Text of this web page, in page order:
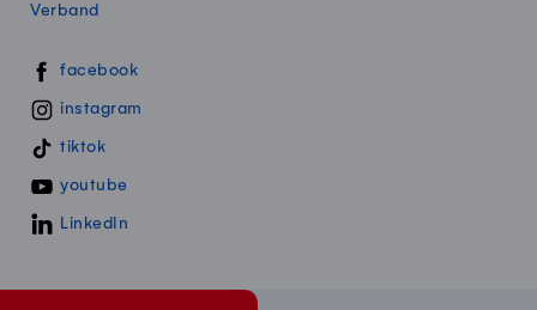
Verband
Swissmillk auf Social Media
facebook
instagram
tiktok
youtube
LinkedIn